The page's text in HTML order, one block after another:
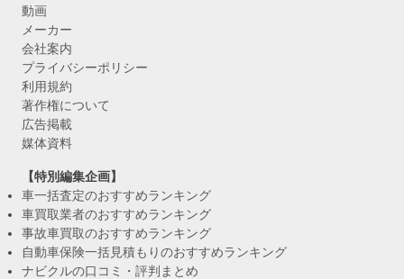
動画
メーカー
会社案内
プライバシーポリシー
利用規約
著作権について
広告掲載
媒体資料
【特別編集企画】
車一括査定のおすすめランキング
車買取業者のおすすめランキング
事故車買取のおすすめランキング
自動車保険一括見積もりのおすすめランキング
ナビクルの口コミ・評判まとめ